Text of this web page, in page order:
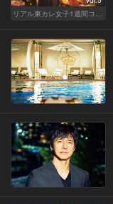
リアル東カレ女子1週間コーデ